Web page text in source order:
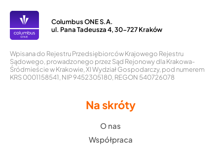
Columbus ONE S.A.
ul. Pana Tadeusza 4, 30-727 Kraków
Wpisana do Rejestru Przedsiębiorców Krajowego Rejestru
Sądowego, prowadzonego przez Sąd Rejonowy dla Krakowa-
Śródmieście w Krakowie, XI Wydział Gospodarczy, pod numerem
KRS 0001158541, NIP 9452305180, REGON 540726078
Na skróty
O nas
Współpraca